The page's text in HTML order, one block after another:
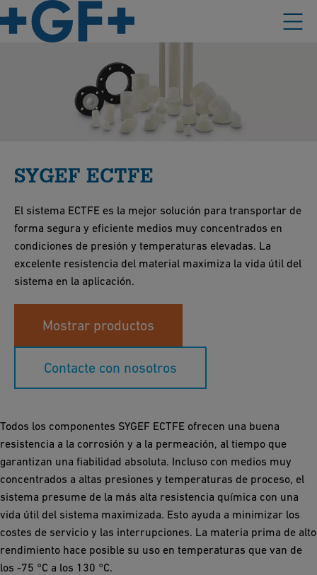
SYGEF ECTFE
El sistema ECTFE es la mejor solución para transportar de
forma segura y eficiente medios muy concentrados en
condiciones de presión y temperaturas elevadas. La
excelente resistencia del material maximiza la vida útil del
sistema en la aplicación.
Mostrar productos
Contacte con nosotros
Todos los componentes SYGEF ECTFE ofrecen una buena
resistencia a la corrosión y a la permeación, al tiempo que
garantizan una fiabilidad absoluta. Incluso con medios muy
concentrados a altas presiones y temperaturas de proceso, el
sistema presume de la más alta resistencia química con una
vida útil del sistema maximizada. Esto ayuda a minimizar los
costes de servicio y las interrupciones. La materia prima de alto
rendimiento hace posible su uso en temperaturas que van de
los -75 °C a los 130 °C.